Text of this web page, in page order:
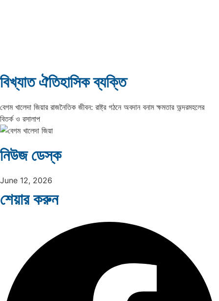
বিখ্যাত ঐতিহাসিক ব্যক্তি
বেগম খালেদা জিয়ার রাজনৈতিক জীবন: রাষ্ট্র গঠনে অবদান বনাম ক্ষমতার অন্দরমহলের
বিতর্ক ও রসালাপ
নিউজ ডেস্ক
June 12, 2026
শেয়ার করুন